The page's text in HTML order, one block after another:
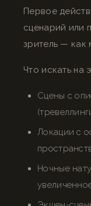
Первое
сценарий или
зритель — как
Что искать на
Сцены с
Локации с
Ночные